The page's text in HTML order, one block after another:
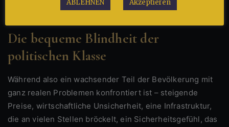
Die bequeme Blindheit der
politischen Klasse
Während also ein wachsender Teil der Bevölkerung mit
ganz realen Problemen konfrontiert ist – steigende
Preise, wirtschaftliche Unsicherheit, eine Infrastruktur,
die an vielen Stellen bröckelt, ein Sicherheitsgefühl, das
ABLEHNEN Akzeptieren